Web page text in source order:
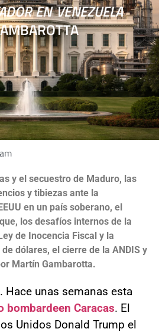
EN VENEZUELA
y el secuestro de Maduro, las
y tibiezas ante la
en un país soberano, el
los desafíos internos de la
de Inocencia Fiscal y la
dólares, el cierre de la ANDIS y
Martín Gambarotta.
Hace unas semanas esta
bombardeen Caracas. El
Unidos Donald Trump el